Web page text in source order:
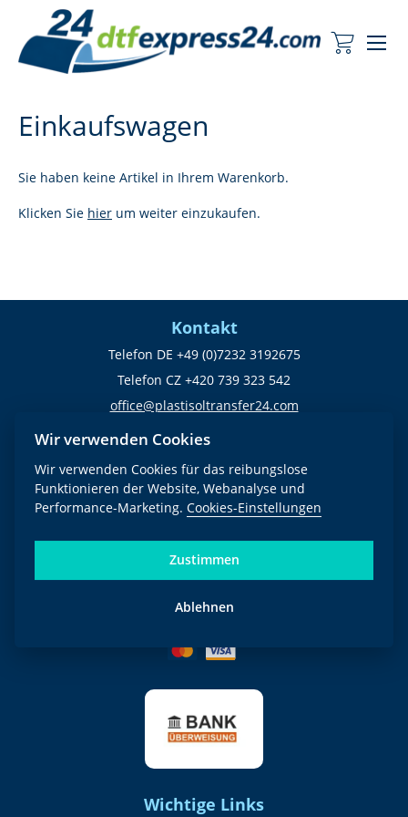
Mein
Einkaufswagen
Sie haben keine Artikel in Ihrem Warenkorb.
Klicken Sie hier um weiter einzukaufen.
Kontakt
Telefon DE +49 (0)7232 3192675
Telefon CZ +420 739 323 542
office@plastisoltransfer24.com
W-IdNr.: 24227978
Newsletter
Anmelden
Der Versand erfolgt ungefähr einmal pro Quartal. Mit der Anmeldung
stimmen Sie derDatenschutzerklärung
Wichtige Links
Wir verwenden Cookies
Wir verwenden Cookies für das reibungslose
Funktionieren der Website, Webanalyse und
Performance-Marketing.Cookies-Einstellungen
Zustimmen
Ablehnen